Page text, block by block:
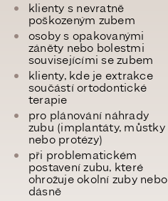
klienty s nevratně
poškozeným zubem
osoby s opakovanými
záněty nebo bolestmi
souvisejícími se zubem
klienty, kde je extrakce
součástíortodontické
terapie
pro plánování náhrady
zubu (implantáty, můstky
nebo protézy)
při problematickém
postavení zubu, které
ohrožuje okolní zuby nebo
dásně